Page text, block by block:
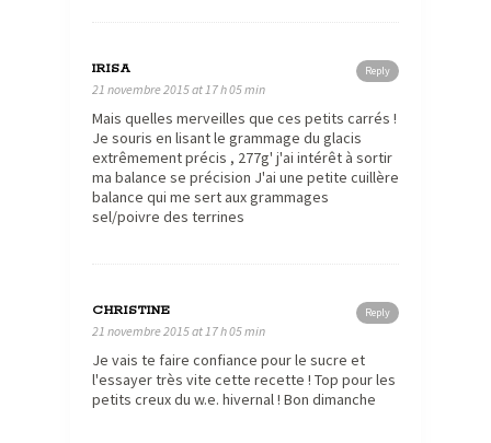
Reply
IRISA
21 novembre 2015 at 17 h 05 min
Mais quelles merveilles que ces petits carrés !
Je souris en lisant le grammage du glacis
extrêmement précis , 277g' j'ai intérêt à sortir
ma balance se précision J'ai une petite cuillère
balance qui me sert aux grammages
sel/poivre des terrines
Reply
CHRISTINE
21 novembre 2015 at 17 h 05 min
Je vais te faire confiance pour le sucre et
l'essayer très vite cette recette ! Top pour les
petits creux du w.e. hivernal ! Bon dimanche